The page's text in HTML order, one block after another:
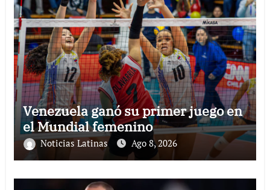
Venezuela ganó su primer juego en
el Mundial femenino
Noticias Latinas Ago 8, 2026